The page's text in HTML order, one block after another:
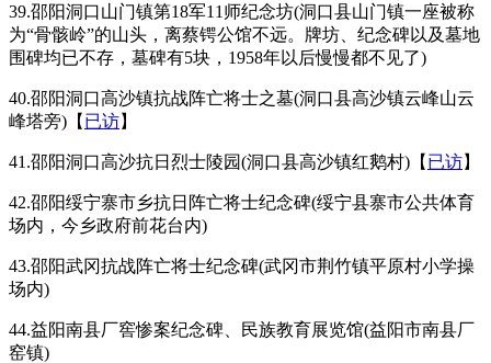
39.邵阳洞口山门镇第18军11师纪念坊(洞口县山门镇一座被称
为“骨骸岭”的山头，离蔡锷公馆不远。牌坊、纪念碑以及墓地
围碑均已不存，墓碑有5块，1958年以后慢慢都不见了)
40.邵阳洞口高沙镇抗战阵亡将士之墓(洞口县高沙镇云峰山云
峰塔旁)【 已访】
41.邵阳洞口高沙抗日烈士陵园(洞口县高沙镇红鹅村)【 已访】
42.邵阳绥宁寨市乡抗日阵亡将士纪念碑(绥宁县寨市公共体育
场内，今乡政府前花台内)
43.邵阳武冈抗战阵亡将士纪念碑(武冈市荆竹镇平原村小学操
场内)
44.益阳南县厂窖惨案纪念碑、民族教育展览馆(益阳市南县厂
窑镇)